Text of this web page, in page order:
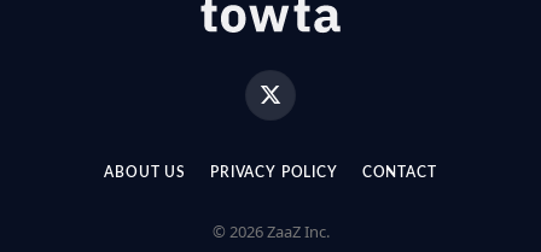
X
(Twitter)
ABOUT US PRIVACY POLICY CONTACT
© 2026 ZaaZ Inc.